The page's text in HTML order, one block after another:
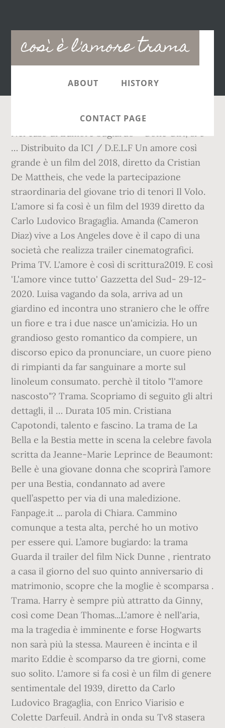
così è l'amore trama
Main
navigation
ABOUT HISTORY
CONTACT PAGE
Nel caso di L'amore bugiardo - Gone Girl, si è
… Distribuito da ICI / D.E.L.F Un amore così
grande è un film del 2018, diretto da Cristian
De Mattheis, che vede la partecipazione
straordinaria del giovane trio di tenori Il Volo.
L'amore si fa così è un film del 1939 diretto da
Carlo Ludovico Bragaglia. Amanda (Cameron
Diaz) vive a Los Angeles dove è il capo di una
società che realizza trailer cinematografici.
Prima TV. L'amore è così di scrittura2019. E così
'L'amore vince tutto' Gazzetta del Sud- 29-12-
2020. Luisa vagando da sola, arriva ad un
giardino ed incontra uno straniero che le offre
un fiore e tra i due nasce un'amicizia. Ho un
grandioso gesto romantico da compiere, un
discorso epico da pronunciare, un cuore pieno
di rimpianti da far sanguinare a morte sul
linoleum consumato. perchè il titolo "l'amore
nascosto"? Trama. Scopriamo di seguito gli altri
dettagli, il … Durata 105 min. Cristiana
Capotondi, talento e fascino. La trama de La
Bella e la Bestia mette in scena la celebre favola
scritta da Jeanne-Marie Leprince de Beaumont:
Belle è una giovane donna che scoprirà l’amore
per una Bestia, condannato ad avere
quell’aspetto per via di una maledizione.
Fanpage.it ... parola di Chiara. Cammino
comunque a testa alta, perché ho un motivo
per essere qui. L’amore bugiardo: la trama
Guarda il trailer del film Nick Dunne , rientrato
a casa il giorno del suo quinto anniversario di
matrimonio, scopre che la moglie è scomparsa .
Trama. Harry è sempre più attratto da Ginny,
così come Dean Thomas...L'amore è nell'aria,
ma la tragedia è imminente e forse Hogwarts
non sarà più la stessa. Maureen è incinta e il
marito Eddie è scomparso da tre giorni, come
suo solito. L'amore si fa così è un film di genere
sentimentale del 1939, diretto da Carlo
Ludovico Bragaglia, con Enrico Viarisio e
Colette Darfeuil. Andrà in onda su Tv8 stasera